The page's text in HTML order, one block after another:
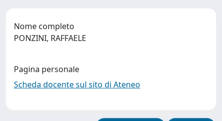
Nome completo
PONZINI, RAFFAELE
Pagina personale
Scheda docente sul sito di Ateneo